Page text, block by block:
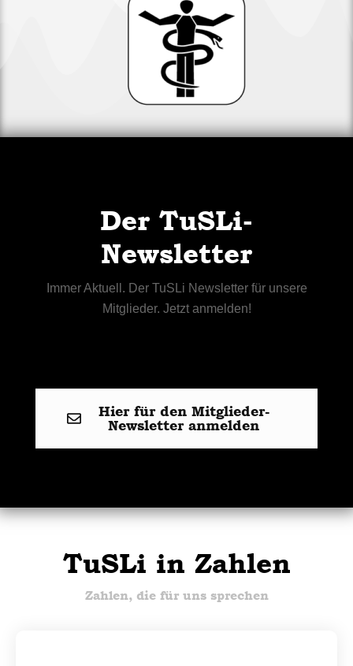
Der TuSLi-
Newsletter
Immer Aktuell. Der TuSLi Newsletter für unsere
Mitglieder. Jetzt anmelden!
Hier für den Mitglieder-
Newsletter anmelden
TuSLi in Zahlen
Zahlen, die für uns sprechen